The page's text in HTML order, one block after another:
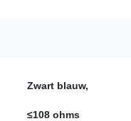
Zwart blauw,
≤108 ohms